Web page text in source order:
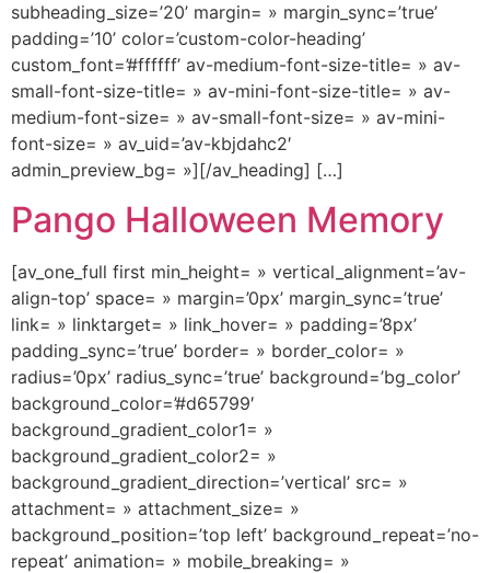
subheading_size=’20’ margin= » margin_sync=’true’
padding=’10’ color=’custom-color-heading’
custom_font=’#ffffff’ av-medium-font-size-title= » av-
small-font-size-title= » av-mini-font-size-title= » av-
medium-font-size= » av-small-font-size= » av-mini-
font-size= » av_uid=’av-kbjdahc2′
admin_preview_bg= »][/av_heading] […]
Pango Halloween Memory
[av_one_full first min_height= » vertical_alignment=’av-
align-top’ space= » margin=’0px’ margin_sync=’true’
link= » linktarget= » link_hover= » padding=’8px’
padding_sync=’true’ border= » border_color= »
radius=’0px’ radius_sync=’true’ background=’bg_color’
background_color=’#d65799′
background_gradient_color1= »
background_gradient_color2= »
background_gradient_direction=’vertical’ src= »
attachment= » attachment_size= »
background_position=’top left’ background_repeat=’no-
repeat’ animation= » mobile_breaking= »